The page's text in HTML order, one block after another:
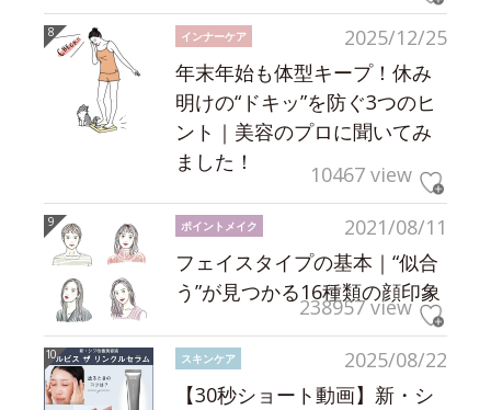
2025/12/25
インナーケア
年末年始も体型キープ！休み
明けの“ドキッ”を防ぐ3つのヒ
ント｜美容のプロに聞いてみ
ました！
10467 view
2021/08/11
ポイントメイク
フェイスタイプの基本｜“似合
う”が見つかる16種類の顔印象
238957 view
2025/08/22
スキンケア
【30秒ショート動画】新・シ